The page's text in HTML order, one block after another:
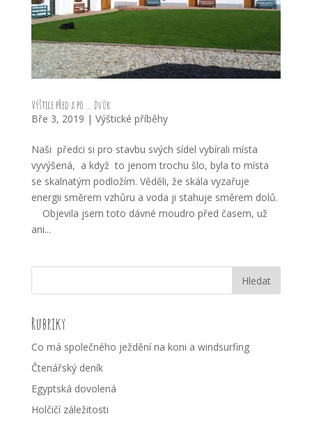
Výštice před a po … Dvůr
Bře 3, 2019 | Výštické příběhy
Naši předci si pro stavbu svých sídel vybírali místa
vyvýšená, a když to jenom trochu šlo, byla to místa
se skalnatým podložím. Věděli, že skála vyzařuje
energii směrem vzhůru a voda ji stahuje směrem dolů.
Objevila jsem toto dávné moudro před časem, už
ani...
Rubriky
Co má společného ježdění na koni a windsurfing
Čtenářský deník
Egyptská dovolená
Holčičí záležitosti